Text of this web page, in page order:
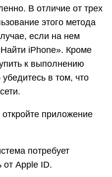
В отличие от трех
этого метода
если на нем
iPhone». Кроме
к выполнению
в том, что
приложение
потребует
от Apple ID.